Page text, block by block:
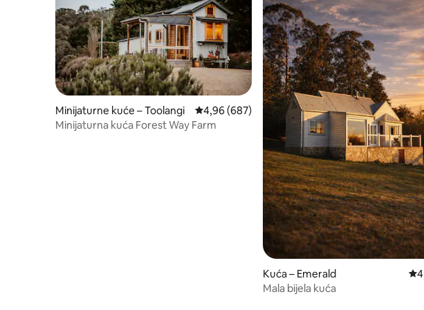
Minijaturne kuće – Toolangi Prosječna ocjena: 4,96/5, recenzija: 687
4,96 (687)
Minijaturna kuća Forest Way Farm
Kuća – Emerald
Mala bijela kuća